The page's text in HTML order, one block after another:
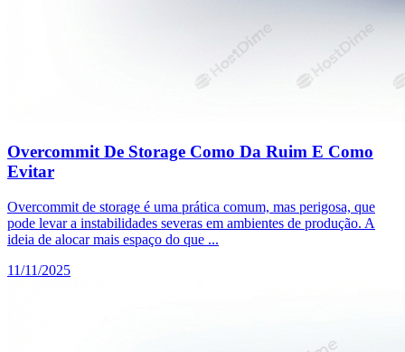
Overcommit De Storage Como Da Ruim E Como
Evitar
Overcommit de storage é uma prática comum, mas perigosa, que
pode levar a instabilidades severas em ambientes de produção. A
ideia de alocar mais espaço do que ...
11/11/2025